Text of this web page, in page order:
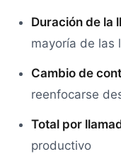
Duración de la
mayoría de las
Cambio de
reenfocarse
Total por
productivo